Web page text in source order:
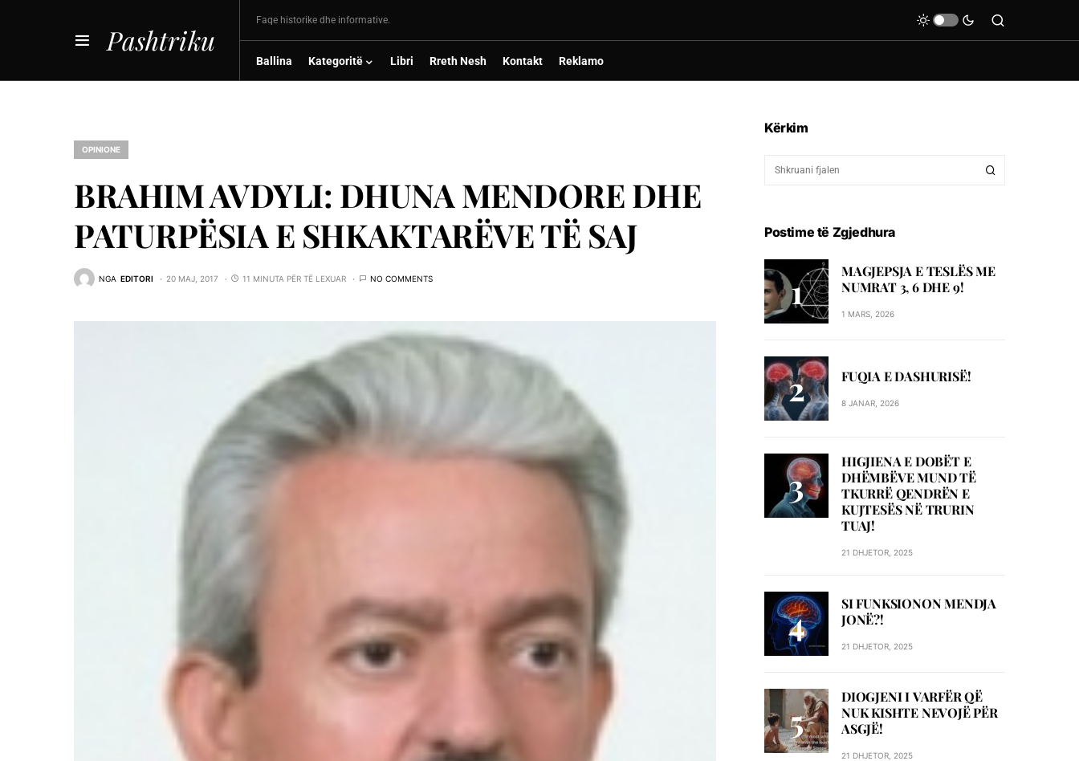
Pashtriku
Faqe historike dhe informative.
Ballina Kategoritë Libri Rreth Nesh Kontakt Reklamo
OPINIONE
BRAHIM AVDYLI: DHUNA MENDORE DHE
PATURPËSIA E SHKAKTARËVE TË SAJ
NGA EDITORI 20 MAJ, 2017 11 MINUTA PËR TË LEXUAR NO COMMENTS
Kërkim
Postime të Zgjedhura
MAGJEPSJA E TESLËS ME
NUMRAT 3, 6 DHE 9!
1 MARS, 2026
FUQIA E DASHURISË!
8 JANAR, 2026
HIGJIENA E DOBËT E
DHËMBËVE MUND TË
TKURRË QENDRËN E
KUJTESËS NË TRURIN
TUAJ!
21 DHJETOR, 2025
SI FUNKSIONON MENDJA
JONË?!
21 DHJETOR, 2025
DIOGJENI I VARFËR QË
NUK KISHTE NEVOJË PËR
ASGJË!
21 DHJETOR, 2025